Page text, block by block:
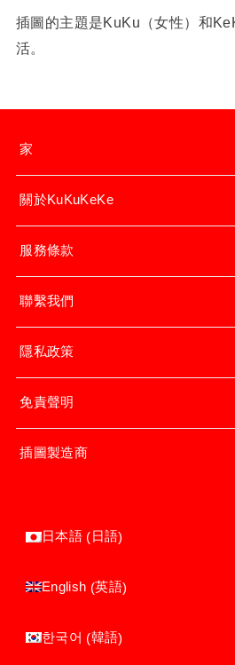
插圖的主題是KuKu（女性）和
活。
家
關於KuKuKeKe
服務條款
聯繫我們
隱私政策
免責聲明
插圖製造商
日本語 ( 日語)
English (英語)
한국어 (韓語)